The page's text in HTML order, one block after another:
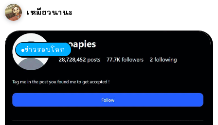
เหมียวนานะ
ข่าวรอบโลก